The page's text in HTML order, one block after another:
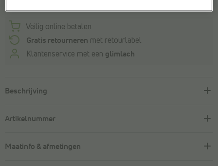
Veilig online betalen
Gratis retourneren met retourlabel
Klantenservice met een glimlach
Beschrijving
Artikelnummer
Maatinfo & afmetingen